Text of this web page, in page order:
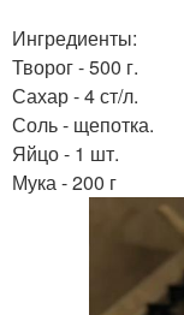
Ингредиенты:
Творог - 500 г.
Сахар - 4 ст/л.
Соль - щепотка.
Яйцо - 1 шт.
Мука - 200 г